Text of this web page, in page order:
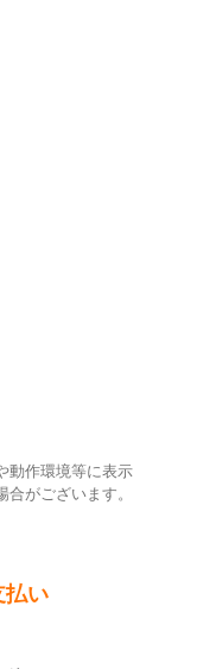
動作環境等に表示
がございます。
払い